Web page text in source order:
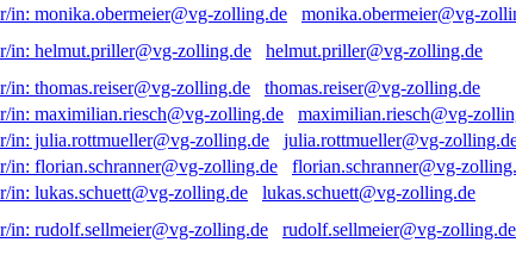
monika.obermeier@vg-
helmut.priller@vg-zolling.de
thomas.reiser@vg-zolling.de
maximilian.riesch@vg-
julia.rottmueller@vg-
florian.schranner@vg-
lukas.schuett@vg-zolling.de
rudolf.sellmeier@vg-zolling.de